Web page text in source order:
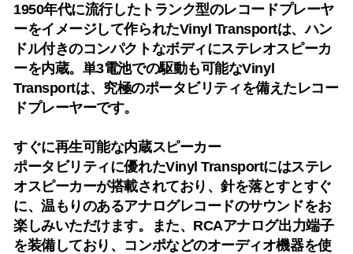
1950年代に流行したトランク型のレコードプレーヤ
ーをイメージして作られたVinyl Transportは、ハン
ドル付きのコンパクトなボディにステレオスピーカ
ーを内蔵。単3電池での駆動も可能なVinyl
Transportは、究極のポータビリティを備えたレコー
ドプレーヤーです。
すぐに再生可能な内蔵スピーカー
ポータビリティに優れたVinyl Transportにはステレ
オスピーカーが搭載されており、針を落とすとすぐ
に、温もりのあるアナログレコードのサウンドをお
楽しみいただけます。また、RCAアナログ出力端子
を装備しており、コンポなどのオーディオ機器を使